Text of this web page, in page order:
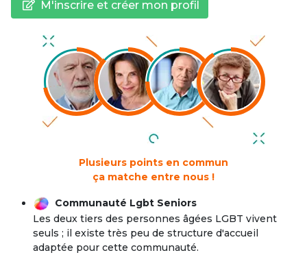
M'inscrire et créer mon profil
Plusieurs points en commun
ça matche entre nous !
Communauté Lgbt Seniors
Les deux tiers des personnes âgées LGBT vivent
seuls ; il existe très peu de structure d'accueil
adaptée pour cette communauté.